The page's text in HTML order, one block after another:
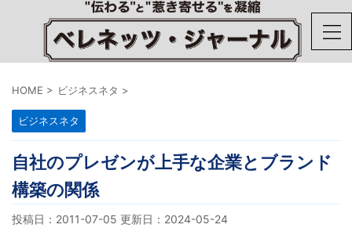
HOME > ビジネスネタ >
ビジネスネタ
自社のプレゼンが上手な企業とブランド
構築の関係
投稿日：2011-07-05 更新日： 2024-05-24